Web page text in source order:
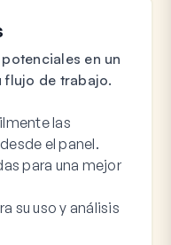
en un
flujo de trabajo.
las
el panel.
para una mejor
su uso y análisis